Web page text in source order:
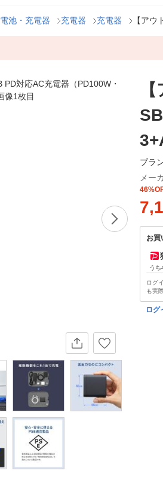
電池・充電器 充電器 充電器 【ア
ブラ
メー
お買
う
ログ
も実
ログ